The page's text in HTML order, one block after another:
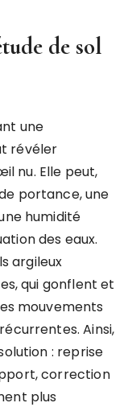
de sol
une
révéler
nu. Elle peut,
portance, une
humidité
des eaux.
argileux
qui gonflent et
mouvements
Ainsi,
: reprise
correction
plus